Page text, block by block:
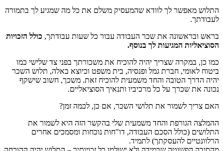
התלוש מאפשר לך לוודא שהמעסיק משלם את כל מה שמגיע לך בתמורה
לעבודתך.
בראש ובראשונה את שכר העבודה עבור כל שעות עבודתך, כולל הזכויות
הסוציאליות המגיעות לך בנוסף.
כמו כן, במקרה שצריך יהיה להוכיח את משכורתך בפני צד שלישי כמו
ביטוח לאומי, חברת גמל ופנסיה, בית משפט וכיוצא באלה, תלוש השכר
יהיה הדרך הטובה והחד משמעית להוכיח זאת. משכך, חשוב שישקף
נכונה את שכרך על כל מרכיביו ותנאיך הסוציאליים.
האם צריך לשמור את תלושי השכר, אם כן, לכמה זמן?
ההמלצה הגורפת והחד משמעית שלי בהקשר הזה היא לשמור את
התלושים (כולל הסכם העבודה, דו"חות נוכחות ומסמכים אחרים
הרלוונטיים להעסקתך) לתמיד.